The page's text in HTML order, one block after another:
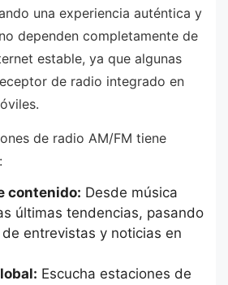
una experiencia auténtica y
dependen completamente de
estable, ya que algunas
de radio integrado en
de radio AM/FM tiene
contenido: Desde música
últimas tendencias, pasando
entrevistas y noticias en
Escucha estaciones de